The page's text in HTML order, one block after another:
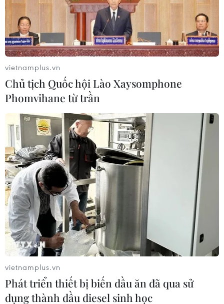
Mỹ: Thống đốc bang New Mexico ra lệnh
rút quân khỏi biên giới
07/02/2019 04:01
Thống đốc bang New Mexico Michelle Lujan Grisham
đã ra lệnh rút phần lớn binh sỹ thuộc Lực lượng Vệ binh
quốc gia đang đồn trú tại biên giới phía Nam của nước
Mỹ.
vietnamplus.vn
Chủ tịch Quốc hội Lào Xaysomphone
Phomvihane từ trần
vietnamplus.vn
Phát triển thiết bị biến dầu ăn đã qua sử
dụng thành dầu diesel sinh học